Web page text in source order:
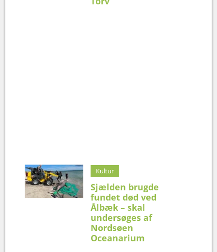
Kultur
Sjælden brugde
fundet død ved
Ålbæk – skal
undersøges af
Nordsøen
Oceanarium